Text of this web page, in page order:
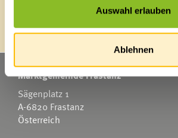
Auswahl erlauben
Ablehnen
Marktgemeinde Frastanz
Sägenplatz 1
A-6820 Frastanz
Österreich